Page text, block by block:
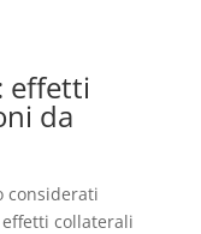
effetti
da
considerati
collaterali